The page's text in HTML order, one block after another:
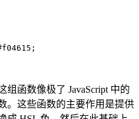
;
函数像极了 JavaScript 中的
。这些函数的主要作用是提供